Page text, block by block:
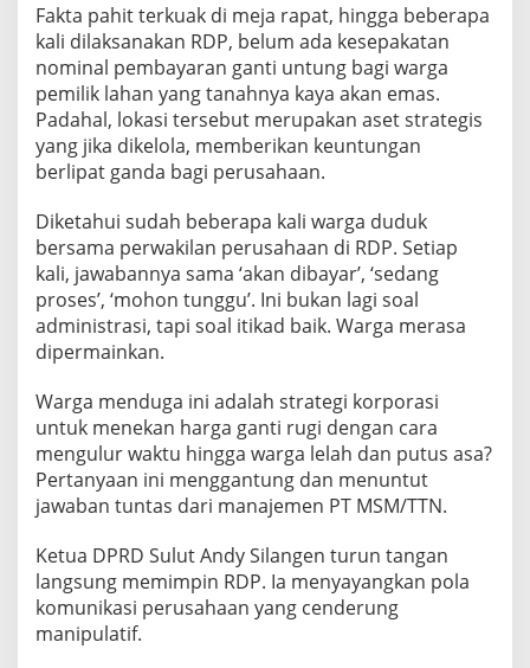
Fakta pahit terkuak di meja rapat, hingga beberapa
kali dilaksanakan RDP, belum ada kesepakatan
nominal pembayaran ganti untung bagi warga
pemilik lahan yang tanahnya kaya akan emas.
Padahal, lokasi tersebut merupakan aset strategis
yang jika dikelola, memberikan keuntungan
berlipat ganda bagi perusahaan.
Diketahui sudah beberapa kali warga duduk
bersama perwakilan perusahaan di RDP. Setiap
kali, jawabannya sama ‘akan dibayar’, ‘sedang
proses’, ‘mohon tunggu’. Ini bukan lagi soal
administrasi, tapi soal itikad baik. Warga merasa
dipermainkan.
Warga menduga ini adalah strategi korporasi
untuk menekan harga ganti rugi dengan cara
mengulur waktu hingga warga lelah dan putus asa?
Pertanyaan ini menggantung dan menuntut
jawaban tuntas dari manajemen PT MSM/TTN.
Ketua DPRD Sulut Andy Silangen turun tangan
langsung memimpin RDP. Ia menyayangkan pola
komunikasi perusahaan yang cenderung
manipulatif.